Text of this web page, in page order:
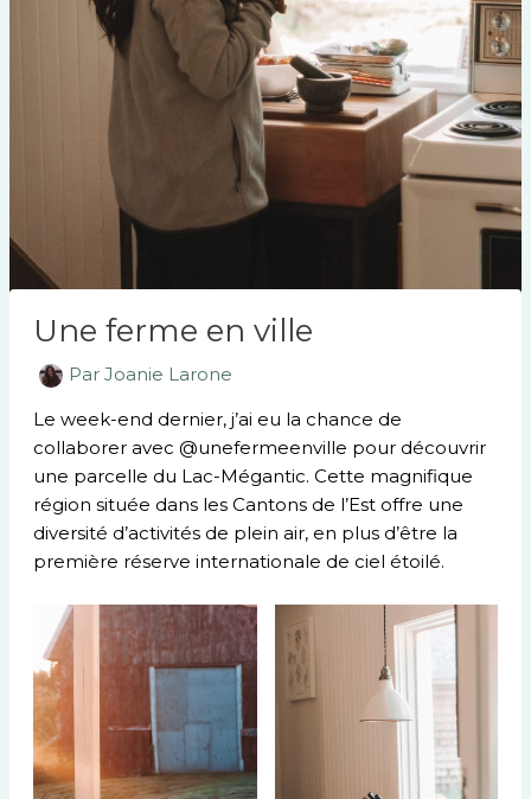
Une ferme en ville
ParJoanie Larone
Le week-end dernier, j’ai eu la chance de
collaborer avec @unefermeenville pour découvrir
une parcelle du Lac-Mégantic. Cette magnifique
région située dans les Cantons de l’Est offre une
diversité d’activités de plein air, en plus d’être la
première réserve internationale de ciel étoilé.